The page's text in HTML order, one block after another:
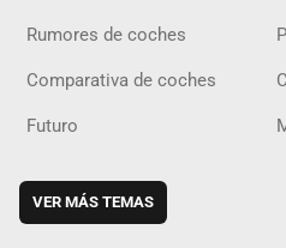
Rumores de coches
Comparativa de coches
Futuro
VER MÁS TEMAS